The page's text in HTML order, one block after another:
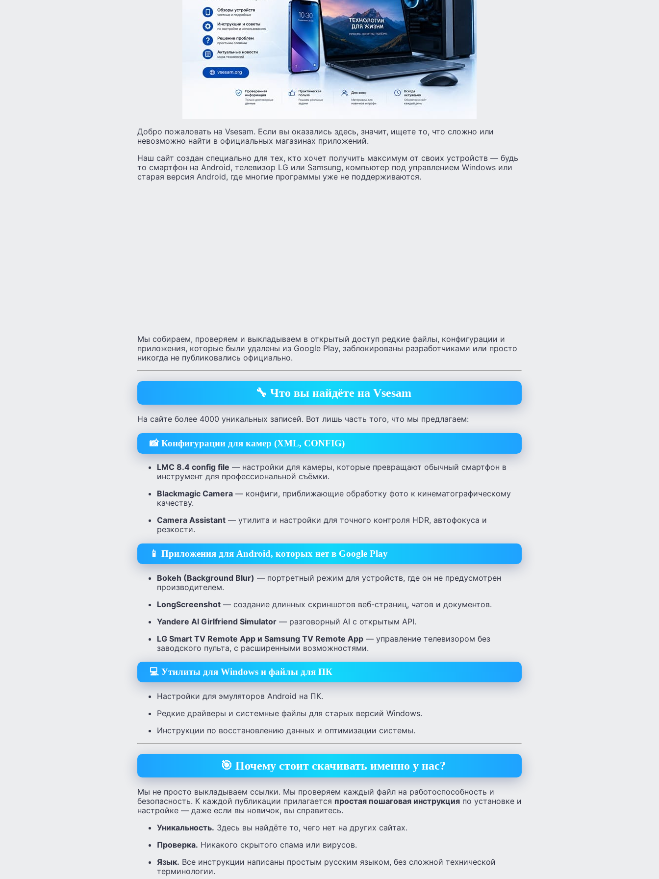
Добро пожаловать на Vsesam. Если вы оказались здесь, значит, ищете то, что сложно или
невозможно найти в официальных магазинах приложений.
Наш сайт создан специально для тех, кто хочет получить максимум от своих устройств — будь
то смартфон на Android, телевизор LG или Samsung, компьютер под управлением Windows или
старая версия Android, где многие программы уже не поддерживаются.
Мы собираем, проверяем и выкладываем в открытый доступ редкие файлы, конфигурации и
приложения, которые были удалены из Google Play, заблокированы разработчиками или просто
никогда не публиковались официально.
🔧 Что вы найдёте на Vsesam
На сайте более 4000 уникальных записей. Вот лишь часть того, что мы предлагаем:
📸 Конфигурации для камер (XML, CONFIG)
LMC 8.4 config file — настройки для камеры, которые превращают обычный смартфон в
инструмент для профессиональной съёмки.
Blackmagic Camera — конфиги, приближающие обработку фото к кинематографическому
качеству.
Camera Assistant — утилита и настройки для точного контроля HDR, автофокуса и
резкости.
📱 Приложения для Android, которых нет в Google Play
Bokeh (Background Blur) — портретный режим для устройств, где он не предусмотрен
производителем.
LongScreenshot — создание длинных скриншотов веб-страниц, чатов и документов.
Yandere AI Girlfriend Simulator — разговорный AI с открытым API.
LG Smart TV Remote App и Samsung TV Remote App — управление телевизором без
заводского пульта, с расширенными возможностями.
💻 Утилиты для Windows и файлы для ПК
Настройки для эмуляторов Android на ПК.
Редкие драйверы и системные файлы для старых версий Windows.
Инструкции по восстановлению данных и оптимизации системы.
🎯 Почему стоит скачивать именно у нас?
Мы не просто выкладываем ссылки. Мы проверяем каждый файл на работоспособность и
безопасность. К каждой публикации прилагается простая пошаговая инструкция по установке и
настройке — даже если вы новичок, вы справитесь.
Уникальность. Здесь вы найдёте то, чего нет на других сайтах.
Проверка. Никакого скрытого спама или вирусов.
Язык. Все инструкции написаны простым русским языком, без сложной технической
терминологии.